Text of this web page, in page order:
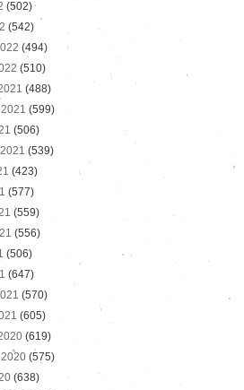
(502)
(542)
(494)
(510)
(488)
(599)
(506)
(539)
(423)
(577)
(559)
(556)
(506)
(647)
(570)
(605)
(619)
(575)
(638)